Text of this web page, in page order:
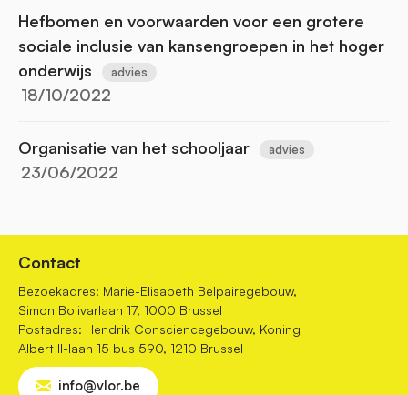
Hefbomen en voorwaarden voor een grotere
sociale inclusie van kansengroepen in het hoger
onderwijs
advies
18/10/2022
Organisatie van het schooljaar advies
23/06/2022
Contact
Bezoekadres: Marie-Elisabeth Belpairegebouw,
Simon Bolivarlaan 17, 1000 Brussel
Postadres: Hendrik Consciencegebouw, Koning
Albert II-laan 15 bus 590, 1210 Brussel
info@vlor.be